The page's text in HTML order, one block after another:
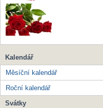
Kalendář
Měsíční kalendář
Roční kalendář
Svátky